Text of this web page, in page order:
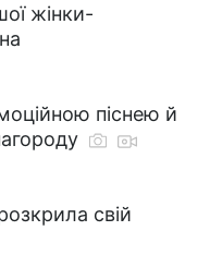
жінки-
піснею й
свій